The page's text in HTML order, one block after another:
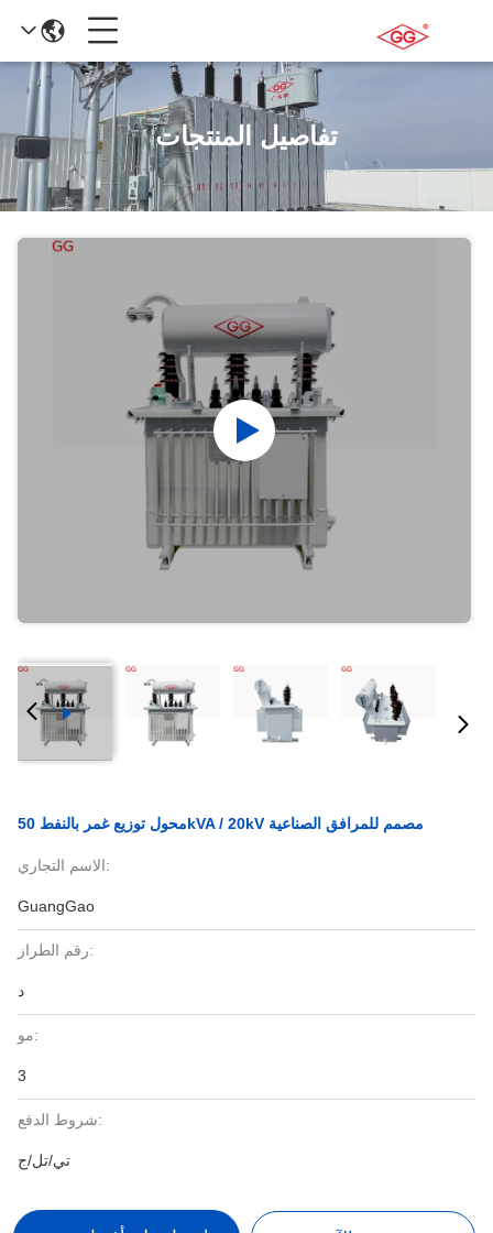
تفاصيل المنتجات
محول توزيع غمر بالنفط 50kVA / 20kV مصمم للمرافق الصناعية
الاسم التجاري:
GuangGao
رقم الطراز:
د
مو:
3
شروط الدفع:
تي/تل/ج